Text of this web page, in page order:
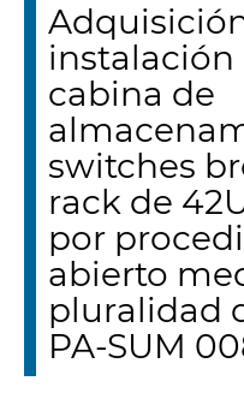
instalación
cabina de
switches
rack de
por
abierto
pluralidad
PA-SUM